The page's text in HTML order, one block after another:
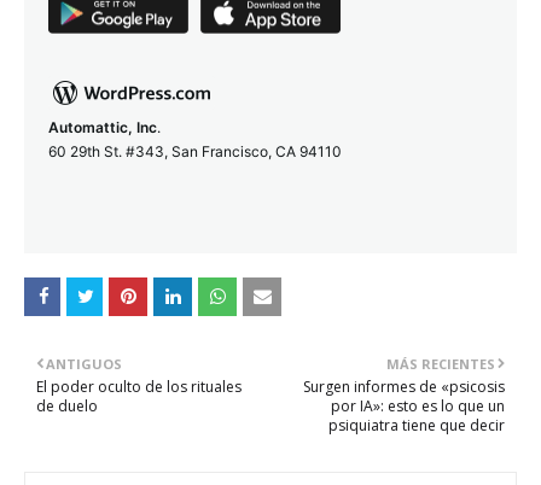
Automattic, Inc.
60 29th St. #343, San Francisco, CA 94110
MÁS RECIENTES
Surgen informes de «psicosis
por IA»: esto es lo que un
psiquiatra tiene que decir
ANTIGUOS
El poder oculto de los rituales
de duelo